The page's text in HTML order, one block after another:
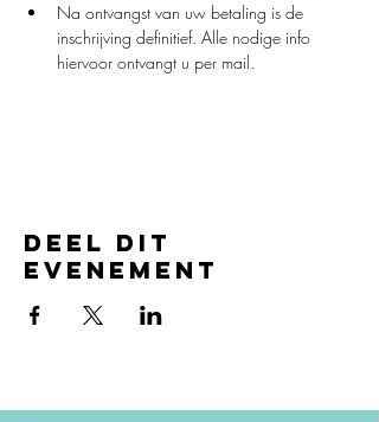
Na ontvangst van uw betaling is de
inschrijving definitief. Alle nodige info
hiervoor ontvangt u per mail.
Deel dit
evenement